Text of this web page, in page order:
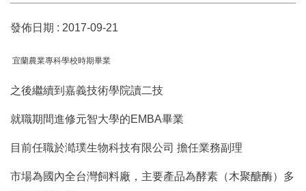
發佈日期 : 2017-09-21
宜蘭農業專科學校時期畢業
之後繼續到嘉義技術學院讀二技
就職期間進修元智大學的EMBA畢業
目前任職於澔璞生物科技有限公司 擔任業務副理
市場為國內全台灣飼料廠，主要產品為酵素（木聚醣酶）多